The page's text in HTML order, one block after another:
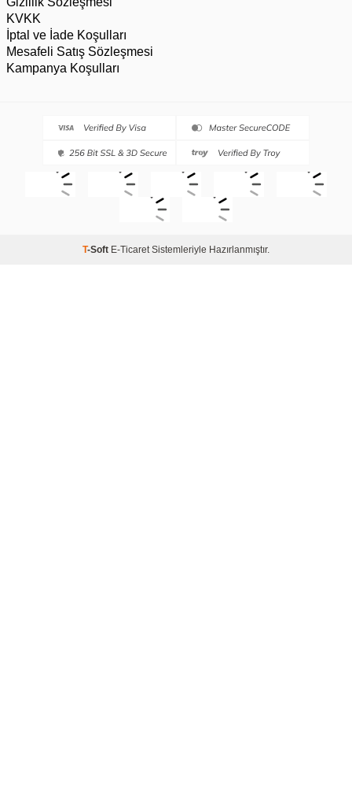
KVKK
İptal ve İade Koşulları
Mesafeli Satış Sözleşmesi
Kampanya Koşulları
T-Soft E-Ticaret Sistemleriyle Hazırlanmıştır.